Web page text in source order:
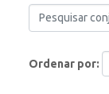
Ordenar por